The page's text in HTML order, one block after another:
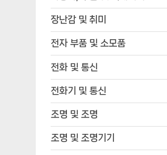
장난감 및 취미
전자 부품 및 소모품
전화 및 통신
전화기 및 통신
조명 및 조명
조명 및 조명기기